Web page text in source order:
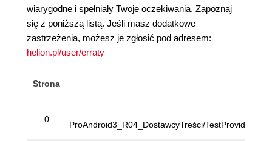
wiarygodne i spełniały Twoje oczekiwania. Zapoznaj
się z poniższą listą. Jeśli masz dodatkowe
zastrzeżenia, możesz je zgłosić pod adresem:
helion.pl/user/erraty
Strona
0
ProAndroid3_R04_DostawcyTreści/TestProvider/